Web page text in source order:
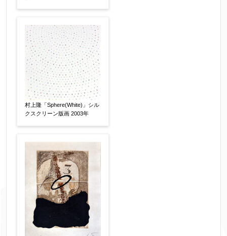
村上隆「Sphere(White)」シル
クスクリーン版画 2003年